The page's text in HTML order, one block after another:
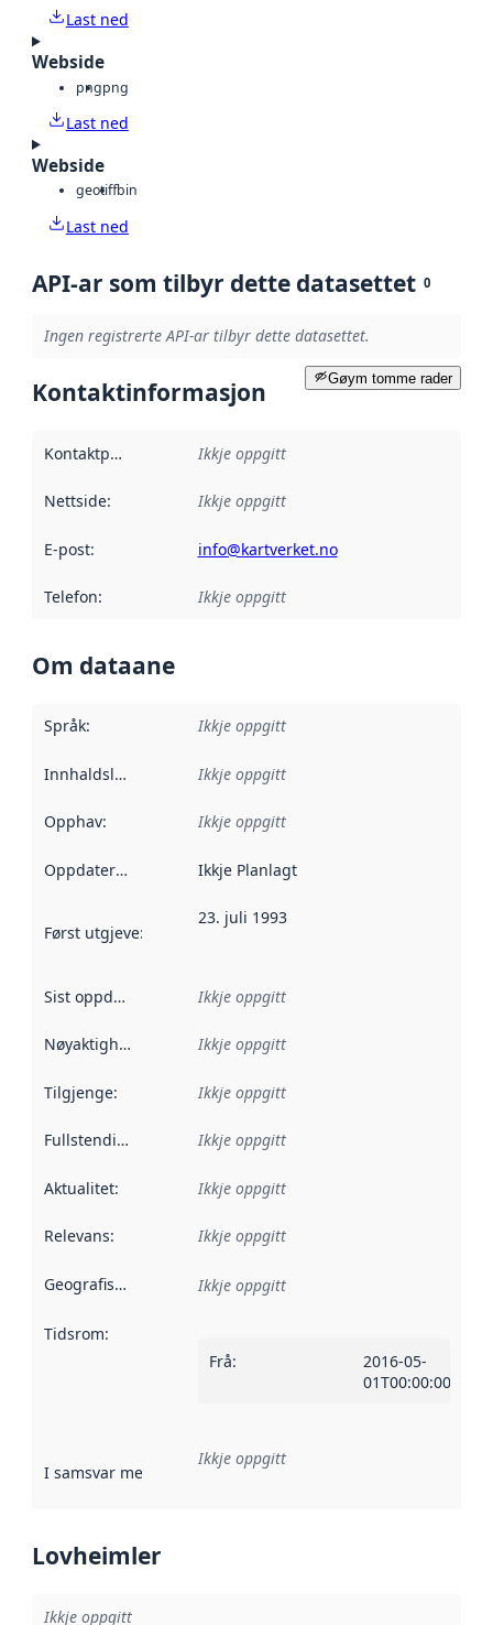
Last ned
Webside
pngpng
Last ned
Webside
geotiffbin
Last ned
API-ar som tilbyr dette datasettet 0
Ingen registrerte API-ar tilbyr dette datasettet.
Gøym tomme rader
Kontaktinformasjon
Kontaktpunkt Ikkje oppgitt
Nettside: Ikkje oppgitt
E-post: info@kartverket.no
Telefon: Ikkje oppgitt
Om dataane
Språk: Ikkje oppgitt
Innhaldsleverandørar :
Ikkje oppgitt
Opphav: Ikkje oppgitt
Oppdateringsfrekvens :
Ikkje Planlagt
Først utgjeve: Denne datoen seier når dataa i dette
23. juli 1993
Sist oppdatert Ikkje oppgitt
Nøyaktigheit Ikkje oppgitt
Tilgjenge: Ikkje oppgitt
Fullstendigheit Ikkje oppgitt
Aktualitet: Ikkje oppgitt
Relevans: Ikkje oppgitt
Geografisk område Ikkje oppgitt
Tidsrom:
Frå:
2016-05-
01T00:00:00Z
I samsvar med Referanse til ei implementeringsregel eller
Ikkje oppgitt
Lovheimler
Ikkje oppgitt